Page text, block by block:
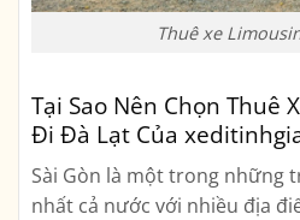
Thuê xe
Tại Sao Nên Chọn Thuê
Đi Đà Lạt Của
Sài Gòn là một trong những
nhất cả nước với nhiều địa